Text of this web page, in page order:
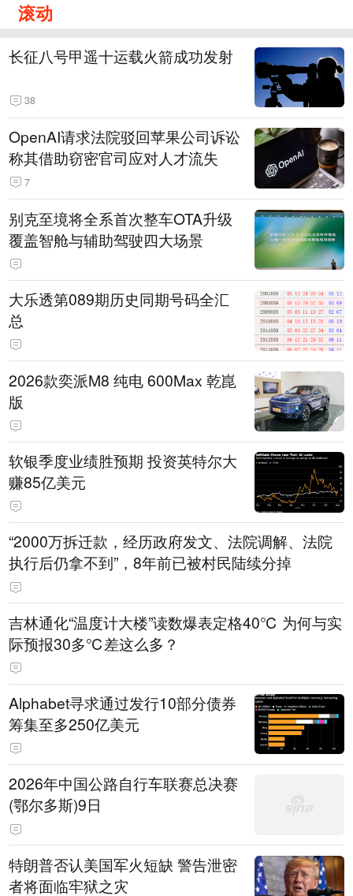
滚动
长征八号甲遥十运载火箭成功发射
38
OpenAI请求法院驳回苹果公司诉讼
称其借助窃密官司应对人才流失
7
别克至境将全系首次整车OTA升级
覆盖智舱与辅助驾驶四大场景
大乐透第089期历史同期号码全汇
总
2026款奕派M8 纯电 600Max 乾崑
版
软银季度业绩胜预期 投资英特尔大
赚85亿美元
“2000万拆迁款，经历政府发文、法院调解、法院
执行后仍拿不到”，8年前已被村民陆续分掉
吉林通化“温度计大楼”读数爆表定格40℃ 为何与实
际预报30多℃差这么多？
Alphabet寻求通过发行10部分债券
筹集至多250亿美元
2026年中国公路自行车联赛总决赛
(鄂尔多斯)9日
特朗普否认美国军火短缺 警告泄密
者将面临牢狱之灾